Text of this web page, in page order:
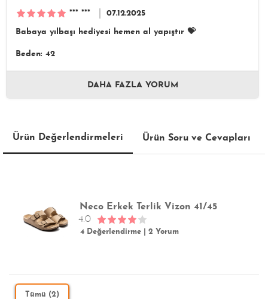
*** *** 07.12.2025
Babaya yılbaşı hediyesi hemen al yapıştır 💝
Beden: 42
DAHA FAZLA YORUM
Ürün Değerlendirmeleri Ürün Soru ve Cevapları
Neco Erkek Terlik Vizon 41/45
4.0
4 Değerlendirme |2 Yorum
Tümü (2)